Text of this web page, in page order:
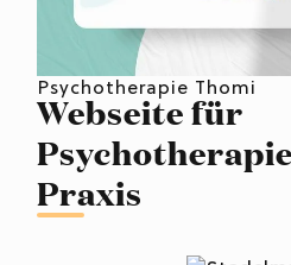
Psychotherapie Thomi
Webseite für
Praxis